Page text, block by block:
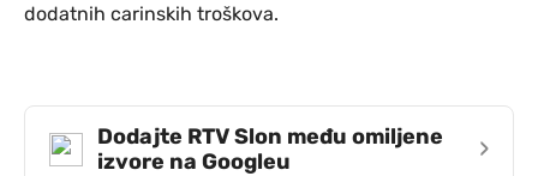
dodatnih carinskih troškova.
Dodajte RTV Slon među omiljene
izvore na Googleu
›